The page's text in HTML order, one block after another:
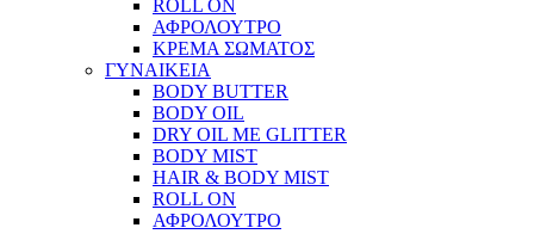
ROLL ON
ΑΦΡΟΛΟΥΤΡΟ
ΚΡΕΜΑ ΣΩΜΑΤΟΣ
ΓΥΝΑΙΚΕΙΑ
BODY BUTTER
BODY OIL
DRY OIL ΜΕ GLITTER
BODY MIST
HAIR & BODY MIST
ROLL ON
ΑΦΡΟΛΟΥΤΡΟ